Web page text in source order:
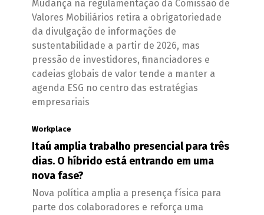
Mudança na regulamentação da Comissão de
Valores Mobiliários retira a obrigatoriedade
da divulgação de informações de
sustentabilidade a partir de 2026, mas
pressão de investidores, financiadores e
cadeias globais de valor tende a manter a
agenda ESG no centro das estratégias
empresariais
Workplace
Itaú amplia trabalho presencial para três
dias. O híbrido está entrando em uma
nova fase?
Nova política amplia a presença física para
parte dos colaboradores e reforça uma